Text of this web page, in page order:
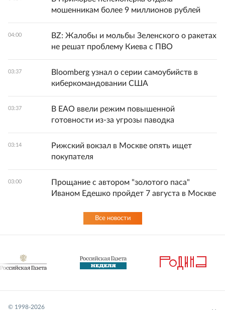
мошенникам более 9 миллионов рублей
04:00
BZ: Жалобы и мольбы Зеленского о ракетах
не решат проблему Киева с ПВО
03:37
Bloomberg узнал о серии самоубийств в
киберкомандовании США
03:37
В ЕАО ввели режим повышенной
готовности из-за угрозы паводка
03:14
Рижский вокзал в Москве опять ищет
покупателя
03:00
Прощание с автором "золотого паса"
Иваном Едешко пройдет 7 августа в Москве
Все новости
© 1998-2026